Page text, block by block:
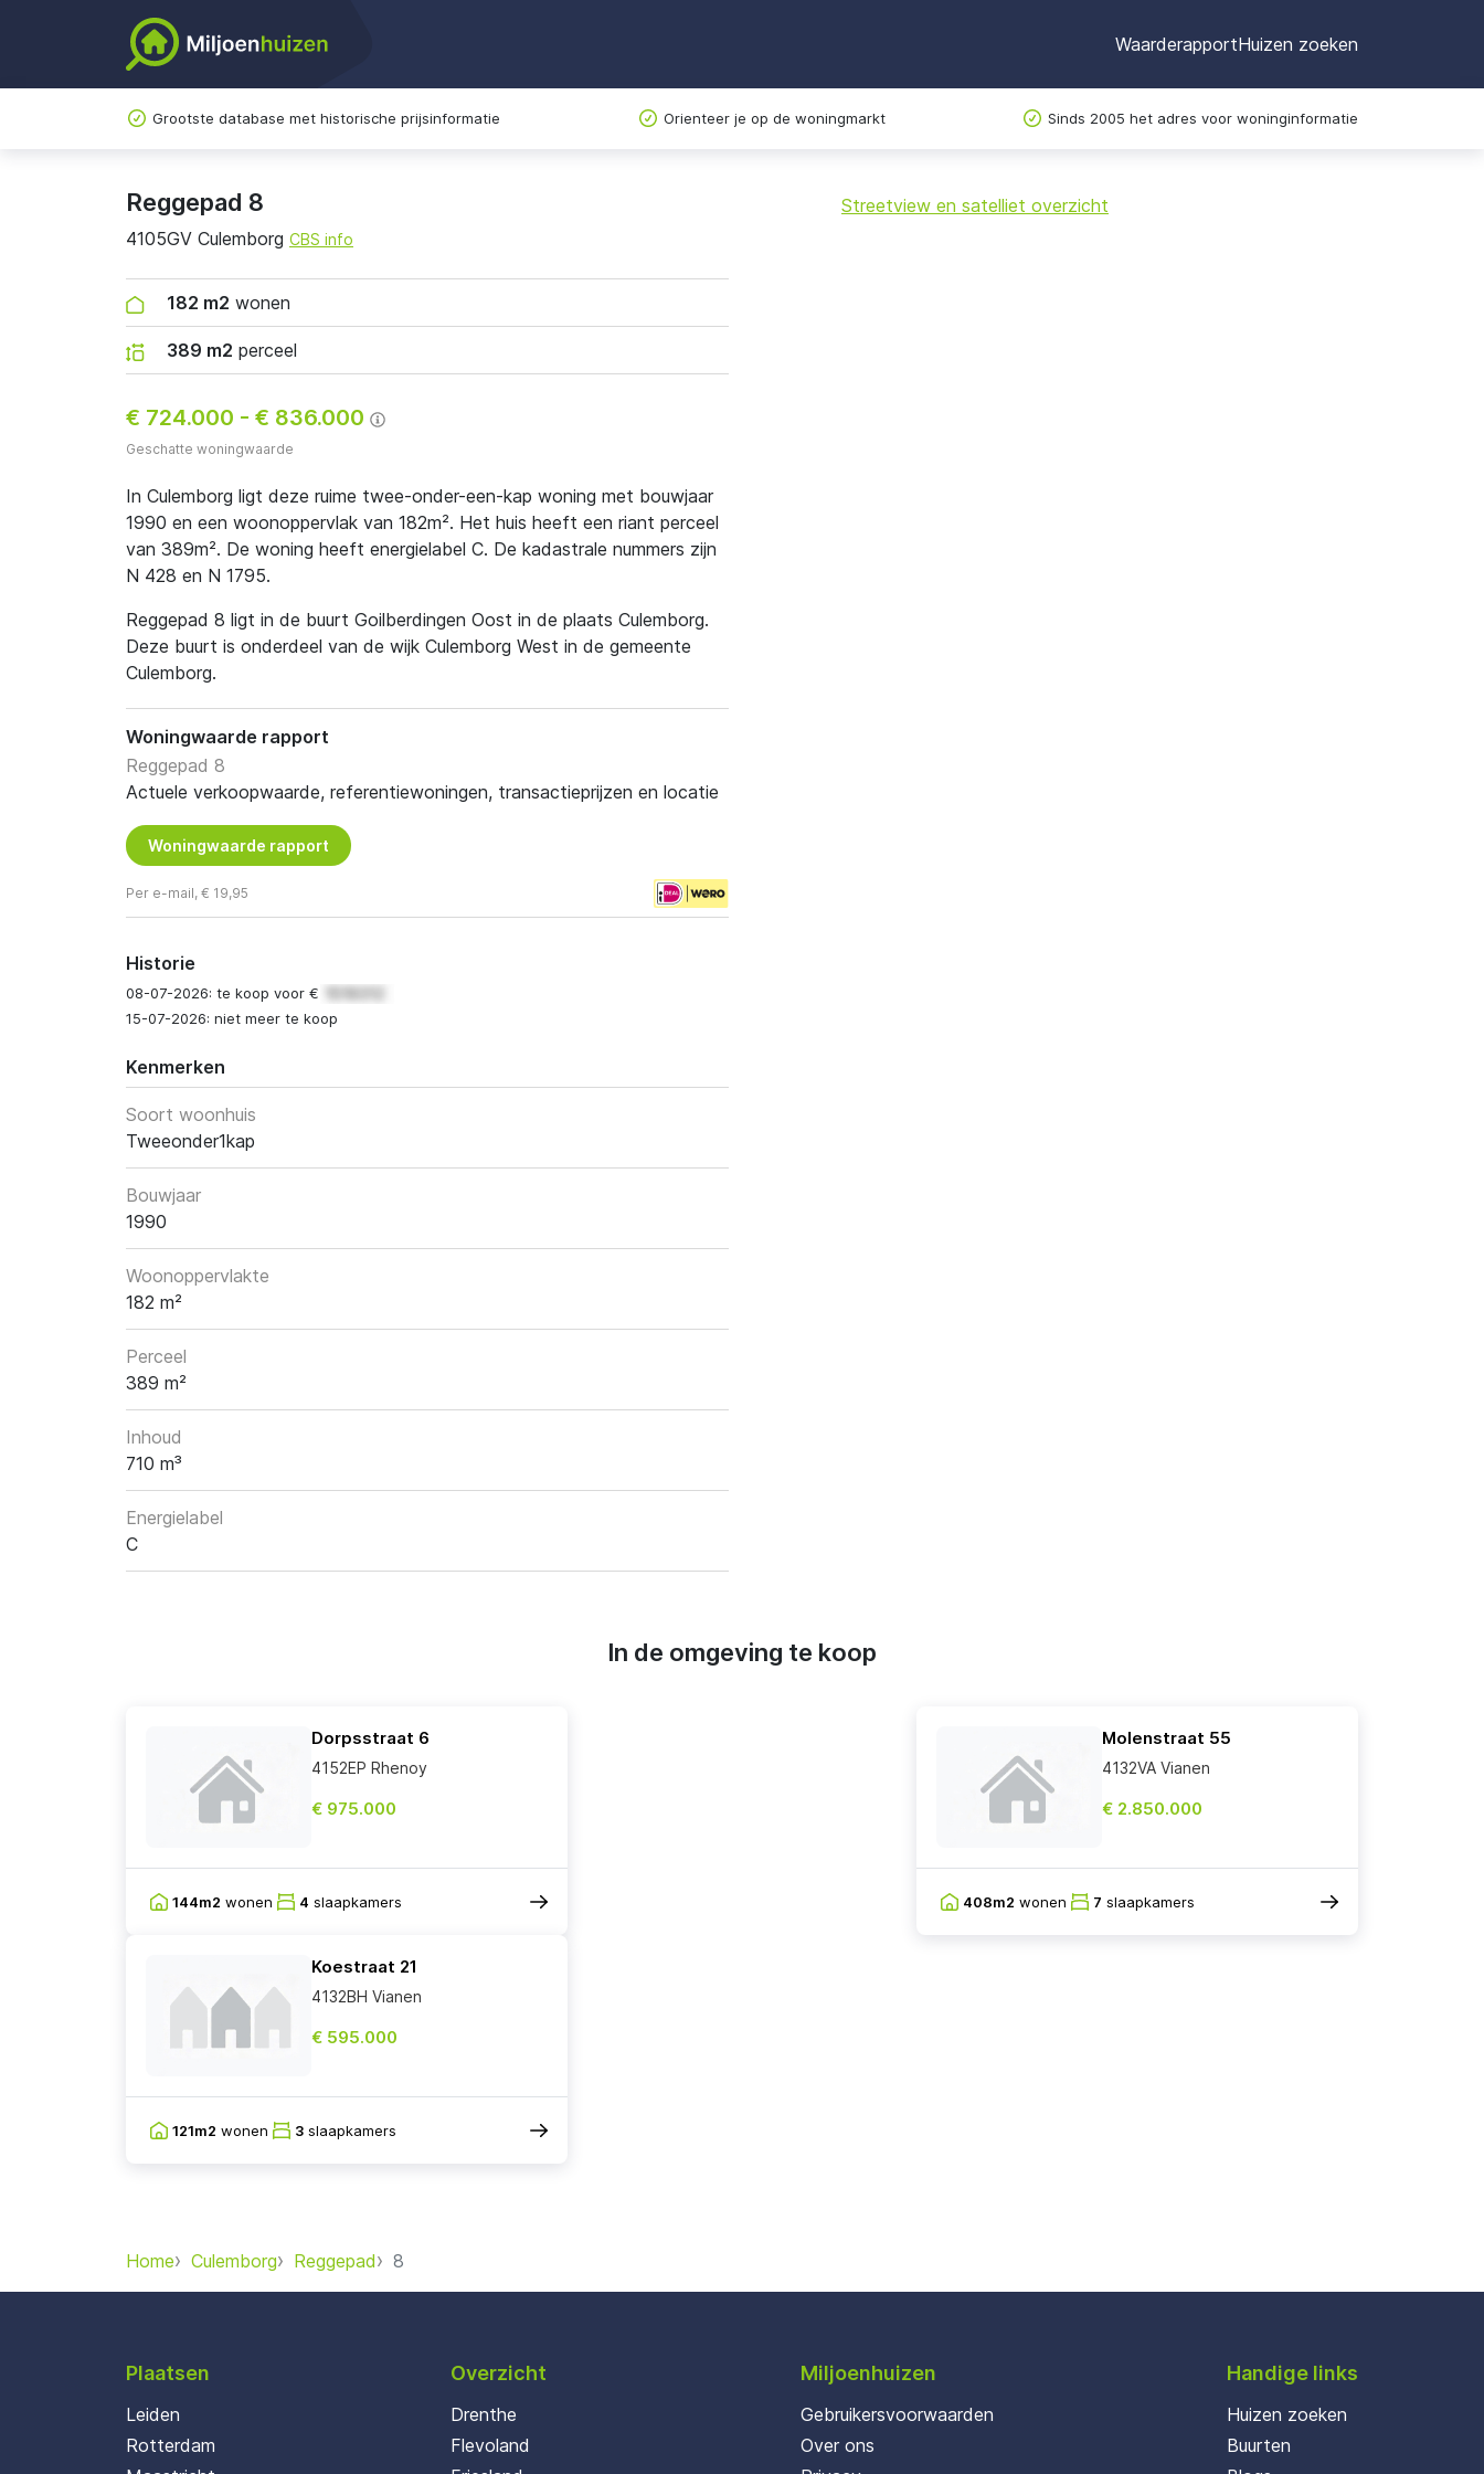
WaarderapportHuizen zoeken
Grootste database met historische prijsinformatie Orienteer je op de woningmarkt Sinds 2005 het adres voor woninginformatie
Reggepad 8
4105GV Culemborg CBS info
182 m2 wonen
389 m2 perceel
€ 724.000 - € 836.000
Geschatte woningwaarde
In Culemborg ligt deze ruime twee-onder-een-kap woning met bouwjaar
1990 en een woonoppervlak van 182m². Het huis heeft een riant perceel
van 389m². De woning heeft energielabel C. De kadastrale nummers zijn
N 428 en N 1795.
Reggepad 8 ligt in de buurt Goilberdingen Oost in de plaats Culemborg.
Deze buurt is onderdeel van de wijk Culemborg West in de gemeente
Culemborg.
Woningwaarde rapport
Reggepad 8
Actuele verkoopwaarde, referentiewoningen, transactieprijzen en locatie
Woningwaarde rapport
Per e-mail, € 19,95
Historie
08-07-2026: te koop voor €
15-07-2026: niet meer te koop
Kenmerken
Soort woonhuis
Tweeonder1kap
Bouwjaar
1990
Woonoppervlakte
182 m²
Perceel
389 m²
Inhoud
710 m³
Energielabel
C
+
Streetview en satelliet overzicht
In de omgeving te koop
Dorpsstraat 6
4152EP Rhenoy
€ 975.000
144m2 wonen 4 slaapkamers
Molenstraat 55
4132VA Vianen
€ 2.850.000
408m2 wonen 7 slaapkamers
Koestraat 21
4132BH Vianen
€ 595.000
121m2 wonen 3 slaapkamers
Home Culemborg Reggepad 8
Plaatsen
Leiden
Rotterdam
Overzicht
Drenthe
Flevoland
Miljoenhuizen
Gebruikersvoorwaarden
Over ons
Handige links
Huizen zoeken
Buurten